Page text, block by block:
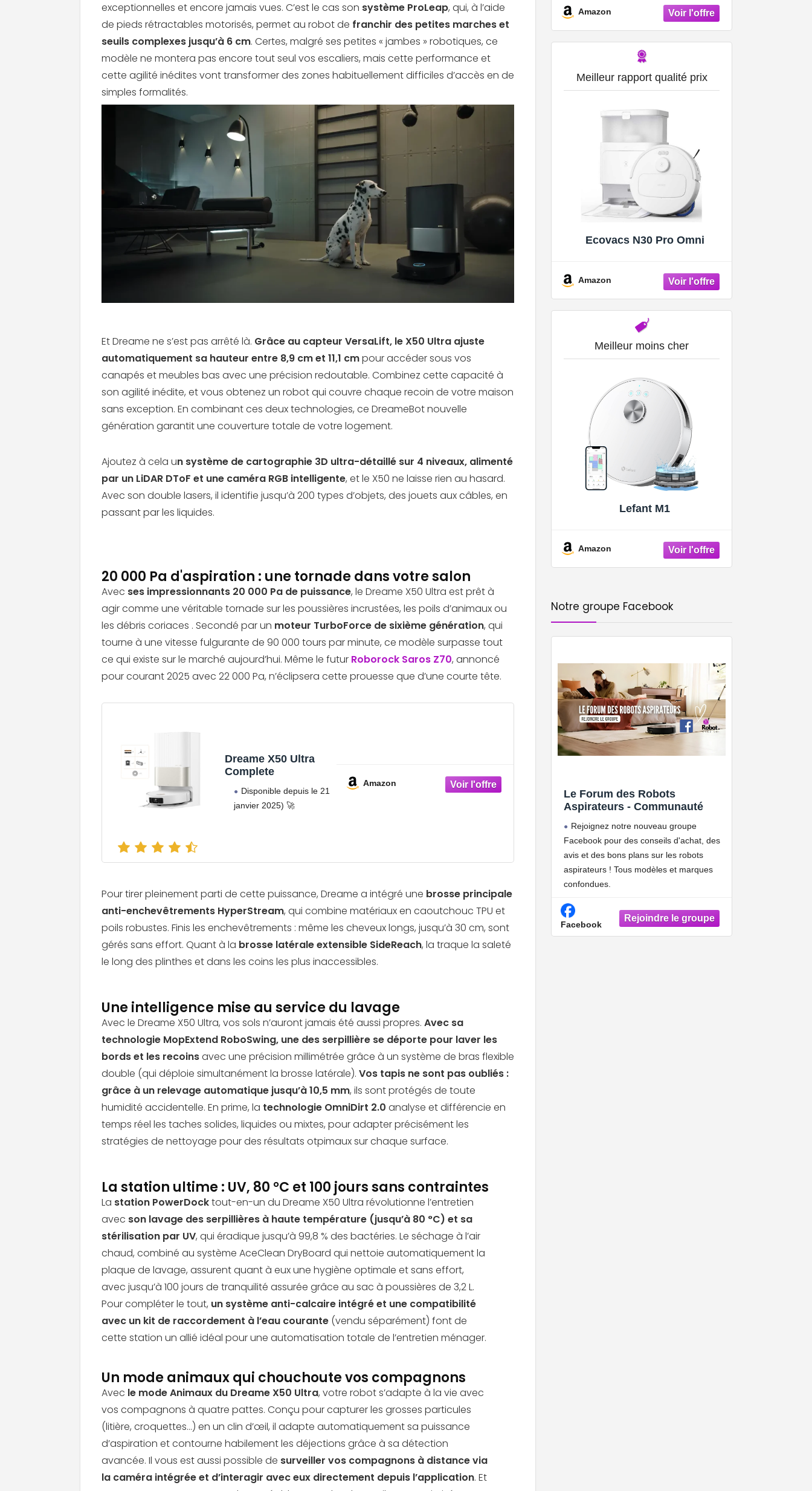
exceptionnelles et encore jamais vues. C’est le cas son système ProLeap, qui, à l’aide
de pieds rétractables motorisés, permet au robot de franchir des petites marches et
seuils complexes jusqu’à 6 cm. Certes, malgré ses petites « jambes » robotiques, ce
modèle ne montera pas encore tout seul vos escaliers, mais cette performance et
cette agilité inédites vont transformer des zones habituellement difficiles d’accès en de
simples formalités.
Et Dreame ne s’est pas arrêté là. Grâce au capteur VersaLift, le X50 Ultra ajuste
automatiquement sa hauteur entre 8,9 cm et 11,1 cmpour accéder sous vos
canapés et meubles bas avec une précision redoutable. Combinez cette capacité à
son agilité inédite, et vous obtenez un robot qui couvre chaque recoin de votre maison
sans exception. En combinant ces deux technologies, ce DreameBot nouvelle
génération garantit une couverture totale de votre logement.
Ajoutez à cela un système de cartographie 3D ultra-détaillé sur 4 niveaux, alimenté
par un LiDAR DToF et une caméra RGB intelligente, et le X50 ne laisse rien au hasard.
Avec son double lasers, il identifie jusqu’à 200 types d’objets, des jouets aux câbles, en
passant par les liquides.
20 000 Pa d'aspiration : une tornade dans votre salon
Avec ses impressionnants 20 000 Pa de puissance, le Dreame X50 Ultra est prêt à
agir comme une véritable tornade sur les poussières incrustées, les poils d’animaux ou
les débris coriaces . Secondé par un moteur TurboForce de sixième génération, qui
tourne à une vitesse fulgurante de 90 000 tours par minute, ce modèle surpasse tout
ce qui existe sur le marché aujourd’hui. Même le futur Roborock Saros Z70, annoncé
pour courant 2025 avec 22 000 Pa, n’éclipsera cette prouesse que d’une courte tête.
Dreame X50 Ultra
Complete
Disponible depuis le 21
janvier 2025) 🚀
Amazon
Pour tirer pleinement parti de cette puissance, Dreame a intégré une brosse principale
anti-enchevêtrements HyperStream, qui combine matériaux en caoutchouc TPU et
poils robustes. Finis les enchevêtrements : même les cheveux longs, jusqu’à 30 cm, sont
gérés sans effort. Quant à la brosse latérale extensible SideReach, la traque la saleté
le long des plinthes et dans les coins les plus inaccessibles.
Une intelligence mise au service du lavage
Avec le Dreame X50 Ultra, vos sols n’auront jamais été aussi propres. Avec sa
technologie MopExtend RoboSwing, une des serpillière se déporte pour laver les
bords et les recoinsavec une précision millimétrée grâce à un système de bras flexible
double (qui déploie simultanément la brosse latérale). Vos tapis ne sont pas oubliés :
grâce à un relevage automatique jusqu’à 10,5 mm, ils sont protégés de toute
humidité accidentelle. En prime, la technologie OmniDirt 2.0 analyse et différencie en
temps réel les taches solides, liquides ou mixtes, pour adapter précisément les
stratégies de nettoyage pour des résultats otpimaux sur chaque surface.
La station ultime : UV, 80 °C et 100 jours sans contraintes
La station PowerDocktout-en-un du Dreame X50 Ultra révolutionne l’entretien
avec son lavage des serpillières à haute température (jusqu’à 80 °C) et sa
stérilisation par UV, qui éradique jusqu’à 99,8 % des bactéries. Le séchage à l’air
chaud, combiné au système AceClean DryBoard qui nettoie automatiquement la
plaque de lavage, assurent quant à eux une hygiène optimale et sans effort,
avec jusqu’à 100 jours de tranquilité assurée grâce au sac à poussières de 3,2 L.
Pour compléter le tout, un système anti-calcaire intégré et une compatibilité
avec un kit de raccordement à l’eau courante (vendu séparément) font de
cette station un allié idéal pour une automatisation totale de l’entretien ménager.
Un mode animaux qui chouchoute vos compagnons
Avec le mode Animaux du Dreame X50 Ultra, votre robot s’adapte à la vie avec
vos compagnons à quatre pattes. Conçu pour capturer les grosses particules
(litière, croquettes…) en un clin d’œil, il adapte automatiquement sa puissance
d’aspiration et contourne habilement les déjections grâce à sa détection
avancée. Il vous est aussi possible de surveiller vos compagnons à distance via
la caméra intégréeet d’interagir avec eux directement depuis l’application. Et
Amazon
Meilleur rapport qualité prix
Ecovacs N30 Pro Omni
Amazon
Meilleur moins cher
Lefant M1
Amazon
Notre groupe Facebook
Le Forum des Robots
Aspirateurs - Communauté
Rejoignez notre nouveau groupe
Facebook pour des conseils d'achat, des
avis et des bons plans sur les robots
aspirateurs ! Tous modèles et marques
confondues.
Facebook